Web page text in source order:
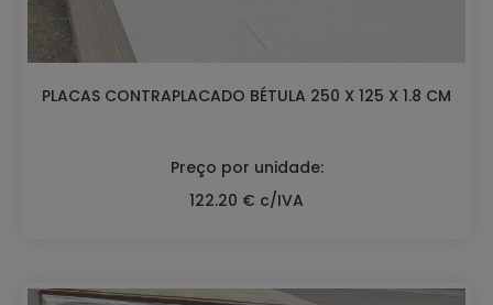
PLACAS CONTRAPLACADO BÉTULA 250 X 125 X 1.8 CM
Preço por unidade:
122.20 € c/IVA